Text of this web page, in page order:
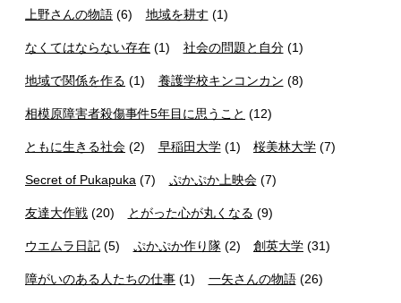
上野さんの物語 (6) 地域を耕す (1)
なくてはならない存在 (1) 社会の問題と自分(1)
地域で関係を作る (1) 養護学校キンコンカン (8)
相模原障害者殺傷事件5年目に思うこと (12)
ともに生きる社会 (2) 早稲田大学(1) 桜美林大学 (7)
Secret of Pukapuka (7) ぷかぷか上映会(7)
友達大作戦 (20) とがった心が丸くなる (9)
ウエムラ日記 (5) ぷかぷか作り隊(2) 創英大学 (31)
障がいのある人たちの仕事 (1) 一矢さんの物語(26)